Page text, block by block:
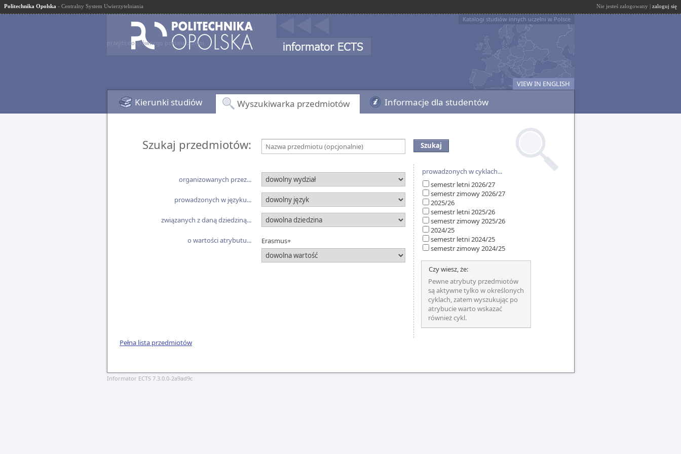
Politechnika Opolska - Centralny System Uwierzytelniania Nie jesteś zalogowany | zaloguj się
przejdź do głównego portalu uczelni
Katalogi studiów innych uczelni w Polsce
VIEW IN ENGLISH
Kierunki studiów Wyszukiwarka przedmiotów Informacje dla studentów
Szukaj przedmiotów: Nazwa przedmiotu (opcjonalnie)
organizowanych przez...
prowadzonych w języku...
związanych z daną dziedziną...
o wartości atrybutu... Erasmus+
prowadzonych w cyklach...
semestr letni 2026/27
semestr zimowy 2026/27
2025/26
semestr letni 2025/26
semestr zimowy 2025/26
2024/25
semestr letni 2024/25
semestr zimowy 2024/25
Czy wiesz, że:
Pewne atrybuty przedmiotów
są aktywne tylko w określonych
cyklach, zatem wyszukując po
atrybucie warto wskazać
również cykl.
Pełna lista przedmiotów
Informator ECTS 7.3.0.0-2a9ad9c